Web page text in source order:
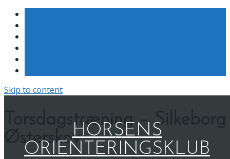
Skip to content
HORSENS
ORIENTERINGSKLUB
Torsdagstræning – Silkeborg
Østerskov